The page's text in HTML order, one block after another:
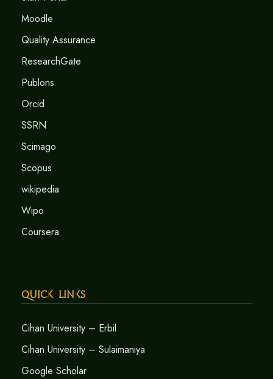
Moodle
Quality Assurance
ResearchGate
Publons
Orcid
SSRN
Scimago
Scopus
wikipedia
Wipo
Coursera
Quick Links
Cihan University – Erbil
Cihan University – Sulaimaniya
Google Scholar